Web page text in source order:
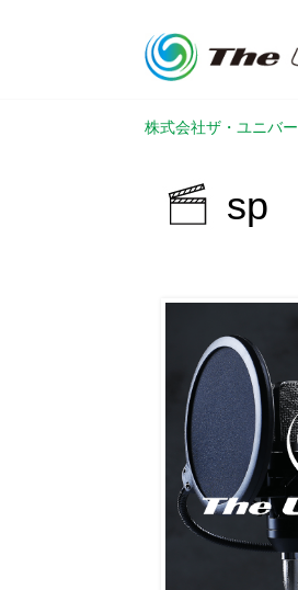
株式会社ザ・ユニバ
sp